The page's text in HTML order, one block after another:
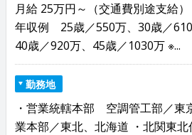
月給 25万円～（交通費別途支給
年収例 25歳／550万、30歳／610
40歳／920万、45歳／1030万 ※...
勤務地
・営業統轄本部 空調管工部／東
業本部／東北、北海道 ・北関東北